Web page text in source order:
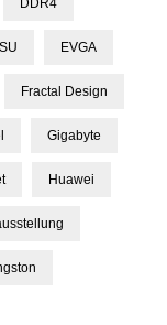
DDR4
EVGA
Fractal Design
Gigabyte
Huawei